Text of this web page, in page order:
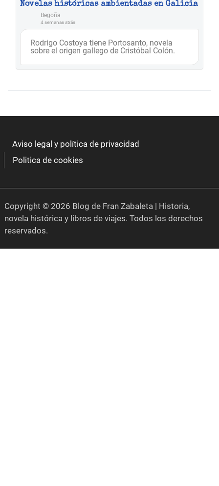
Novelas históricas ambientadas en Galicia
Begoña
4 semanas atrás
Rodrigo Costoya tiene Portosanto, novela
sobre el origen gallego de Cristóbal Colón.
Aviso legal y política de privacidad
Politica de cookies
Copyright © 2026 Blog de Fran Zabaleta | Historia,
novela histórica y libros de viajes. Todos los derechos
reservados.